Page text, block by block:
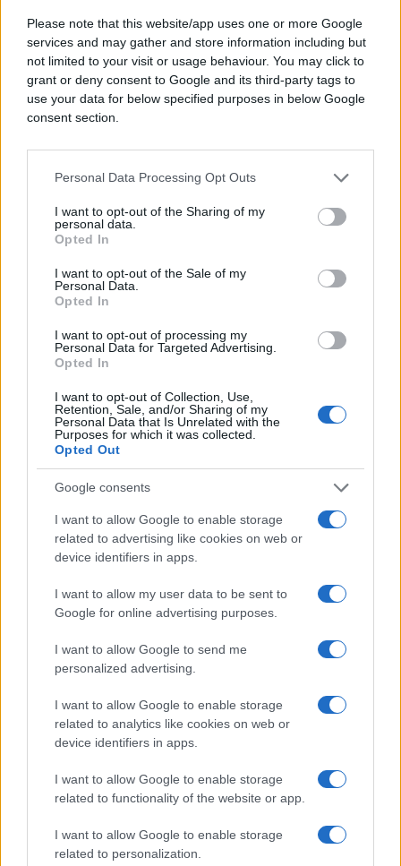
Please note that this website/app uses one or more Google
services and may gather and store information including but
not limited to your visit or usage behaviour. You may click to
grant or deny consent to Google and its third-party tags to
use your data for below specified purposes in below Google
consent section.
Personal Data Processing Opt Outs
I want to opt-out of the Sharing of my
personal data.
Opted In
I want to opt-out of the Sale of my
Personal Data.
Opted In
I want to opt-out of processing my
Personal Data for Targeted Advertising.
Opted In
I want to opt-out of Collection, Use,
Retention, Sale, and/or Sharing of my
Personal Data that Is Unrelated with the
Purposes for which it was collected.
Opted Out
Google consents
I want to allow Google to enable storage
related to advertising like cookies on web or
device identifiers in apps.
I want to allow my user data to be sent to
Google for online advertising purposes.
I want to allow Google to send me
personalized advertising.
I want to allow Google to enable storage
related to analytics like cookies on web or
device identifiers in apps.
I want to allow Google to enable storage
related to functionality of the website or app.
I want to allow Google to enable storage
related to personalization.
početkom naredne godine i koja je odbila da
imenuje svog komesara jer bi se to desilo u periodu
predizborne kampanje, uoči izbora zakazanih za 12.
decembar.
protiv Londona zbog kršenja te obaveze.
ponudi ime svog evropskog komesara, ali je malo
vjerovatno da će to učiniti, prenosi AFP.